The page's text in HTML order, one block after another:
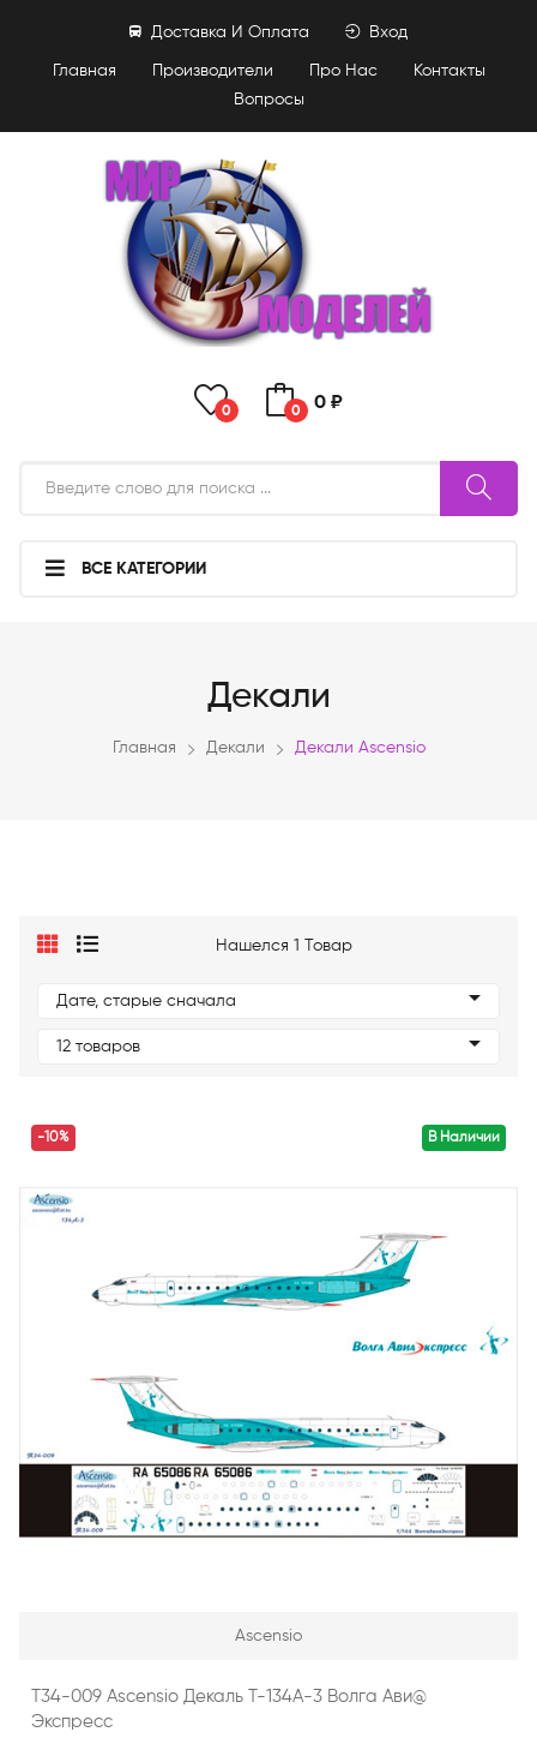
Главная Производители Про Нас
Контакты
Вопросы
Доставка И Оплата Вход
0 0 0 ₽
ВСЕ КАТЕГОРИИ
Декали
Главная Декали Декали Ascensio
Нашелся 1 Товар
Дате, старые сначала
12 товаров
В Наличии
-10%
Ascensio
Т34-009 Ascensio Декаль T-134A-3 Волга Ави@
Экспресс